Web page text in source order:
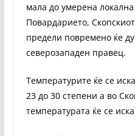
мала до умерена
Повардарието,
предели повремено ќе
северозападен правец.
Температурите ќе се
23 до 30 степени а во
температурата ќе се